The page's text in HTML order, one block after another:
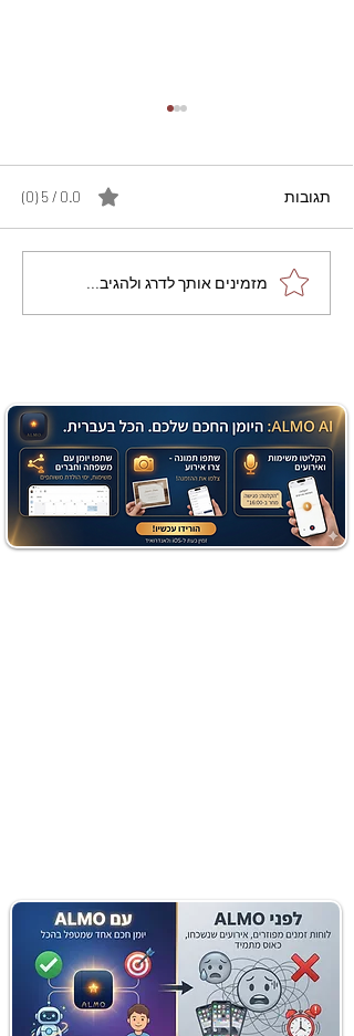
מתכון מנצח עוגת מייפל
שוקולד בחושה וקלה - זיוה
תגובות 0.0 / 5 ‏(0)
מזמינים אותך לדרג ולהגיב...